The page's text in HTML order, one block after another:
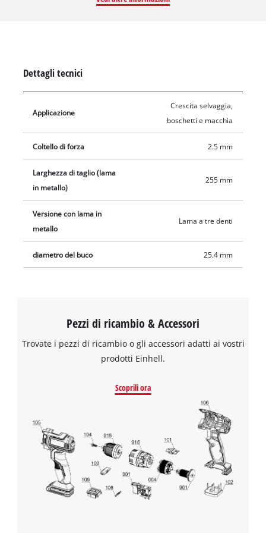
denti affilati è ideale per rimuovere vegetazione alta e fitta
Dettagli tecnici
Applicazione
Crescita selvaggia,
boschetti e macchia
Coltello di forza 2.5 mm
Larghezza di taglio (lama
in metallo)
255 mm
Versione con lama in
metallo
Lama a tre denti
diametro del buco 25.4 mm
Pezzi di ricambio & Accessori
Trovate i pezzi di ricambio o gli accessori adatti ai vostri
prodotti Einhell.
Scoprili ora